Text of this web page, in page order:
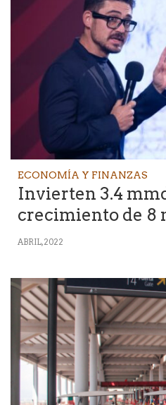
ECONOMÍA Y FINANZAS
Invierten 3.4
crecimiento de 8
ABRIL, 2022